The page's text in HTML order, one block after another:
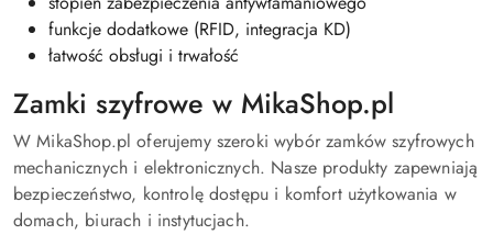
funkcje dodatkowe (RFID, integracja KD)
łatwość obsługi i trwałość
Zamki szyfrowe w MikaShop.pl
W MikaShop.pl oferujemy szeroki wybór zamków szyfrowych
mechanicznych i elektronicznych. Nasze produkty zapewniają
bezpieczeństwo, kontrolę dostępu i komfort użytkowania w
domach, biurach i instytucjach.